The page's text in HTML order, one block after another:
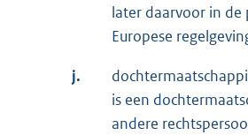
later daarvoor in de
Europese
j.
is een
andere